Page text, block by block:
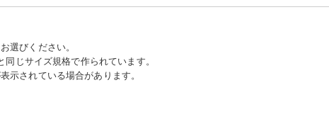
選びください。
じサイズ規格で作られています。
示されている場合があります。